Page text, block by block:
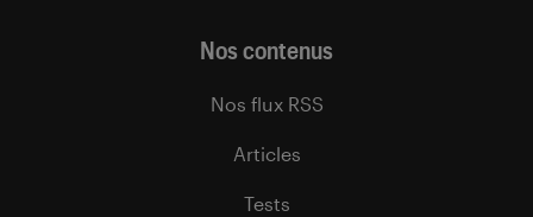
Nos contenus
Nos flux RSS
Articles
Tests